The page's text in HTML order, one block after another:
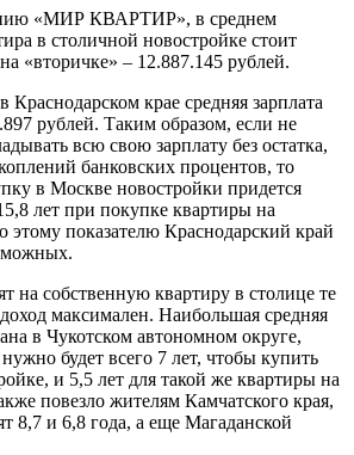
«МИР КВАРТИР», в среднем
в столичной новостройке стоит
«вторичке» – 12.887.145 рублей.
крае средняя зарплата
рублей. Таким образом, если не
всю свою зарплату без остатка,
банковских процентов, то
в Москве новостройки придется
лет при покупке квартиры на
показателю Краснодарский край
на собственную квартиру в столице те
максимален. Наибольшая средняя
в Чукотском автономном округе,
будет всего 7 лет, чтобы купить
и 5,5 лет для такой же квартиры на
повезло жителям Камчатского края,
8,7 и 6,8 года, а еще Магаданской